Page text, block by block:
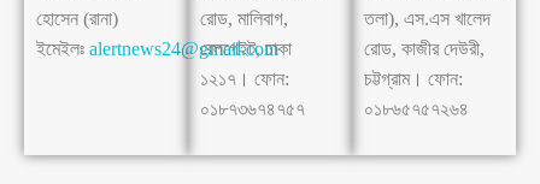
হোসেন (রানা)
ইমেইলঃ alertnews24@gmail.com
রোড, মালিবাগ,
রেলগেইট, ঢাকা
১২১৭। ফোন:
০১৮৭৩৬৭৪৭৫৭
তলা), এস.এস খালেদ
রোড, কাজীর দেউরী,
চট্টগ্রাম। ফোন:
০১৮৬৫৭৫৭২৬৪